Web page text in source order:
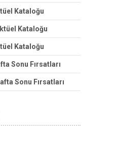
Kataloğu
Kataloğu
Kataloğu
Sonu Fırsatları
Sonu Fırsatları